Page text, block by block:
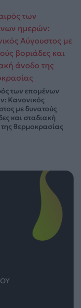
των επομένων
Κανονικός
με δυνατούς
και σταδιακή
θερμοκρασίας